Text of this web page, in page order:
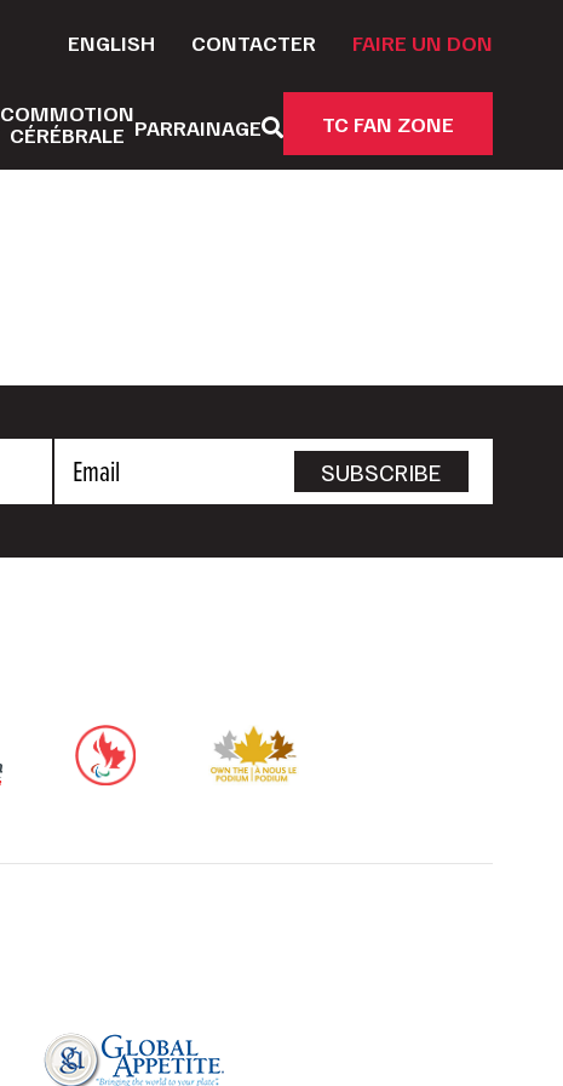
ENGLISH CONTACTER FAIRE UN DON
COMMOTION
CÉRÉBRALE PARRAINAGE TC FAN ZONE
Email SUBSCRIBE